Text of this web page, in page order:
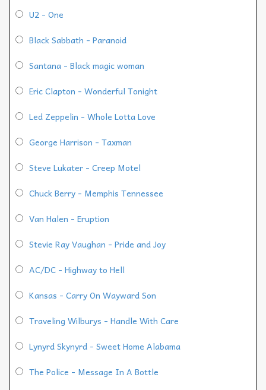
U2 - One
Black Sabbath - Paranoid
Santana - Black magic woman
Eric Clapton - Wonderful Tonight
Led Zeppelin - Whole Lotta Love
George Harrison - Taxman
Steve Lukater - Creep Motel
Chuck Berry - Memphis Tennessee
Van Halen - Eruption
Stevie Ray Vaughan - Pride and Joy
AC/DC - Highway to Hell
Kansas - Carry On Wayward Son
Traveling Wilburys - Handle With Care
Lynyrd Skynyrd - Sweet Home Alabama
The Police - Message In A Bottle